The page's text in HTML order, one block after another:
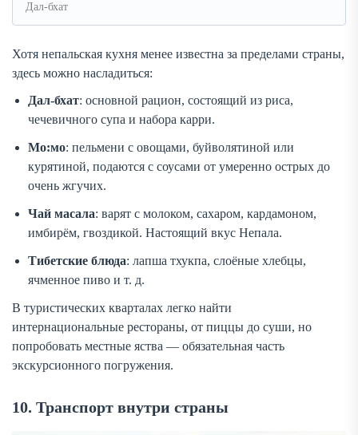
Дал-бхат
Хотя непальская кухня менее известна за пределами страны,
здесь можно насладиться:
Дал-бхат: основной рацион, состоящий из риса,
чечевичного супа и набора карри.
Мо:мо: пельмени с овощами, буйволятиной или
курятиной, подаются с соусами от умеренно острых до
очень жгучих.
Чай масала: варят с молоком, сахаром, кардамоном,
имбирём, гвоздикой. Настоящий вкус Непала.
Тибетские блюда: лапша тхукпа, слоёные хлебцы,
ячменное пиво и т. д.
В туристических кварталах легко найти
интернациональные рестораны, от пиццы до суши, но
попробовать местные яства — обязательная часть
экскурсионного погружения.
10. Транспорт внутри страны